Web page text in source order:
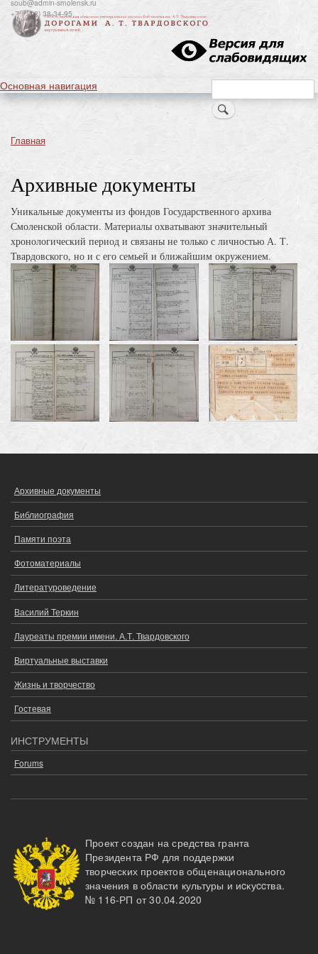
к
основному
содержанию
soub@admin-smolensk.ru
+7(4812) 38-34-95
Search
Основная навигация
Строка
Главная
Архивные документы
Уникальные документы из фондов Государственного архива
Смоленской области. Материалы охватывают значительный
хронологический период и связаны не только с личностью А. Т.
Твардовского, но и с его семьей и ближайшим окружением.
ОСНОВНОЕ
МЕНЮ
Архивные документы
Библиография
Памяти поэта
Фотоматериалы
Литературоведение
Василий Теркин
Лауреаты премии имени. А.Т. Твардовского
Виртуальные выставки
Жизнь и творчество
Гостевая
ИНСТРУМЕНТЫ
Forums
Проект создан на средства гранта
Президента РФ для поддержки
творческих проектов общенационального
значения в области культуры и иcкуccтва.
№ 116-РП от 30.04.2020